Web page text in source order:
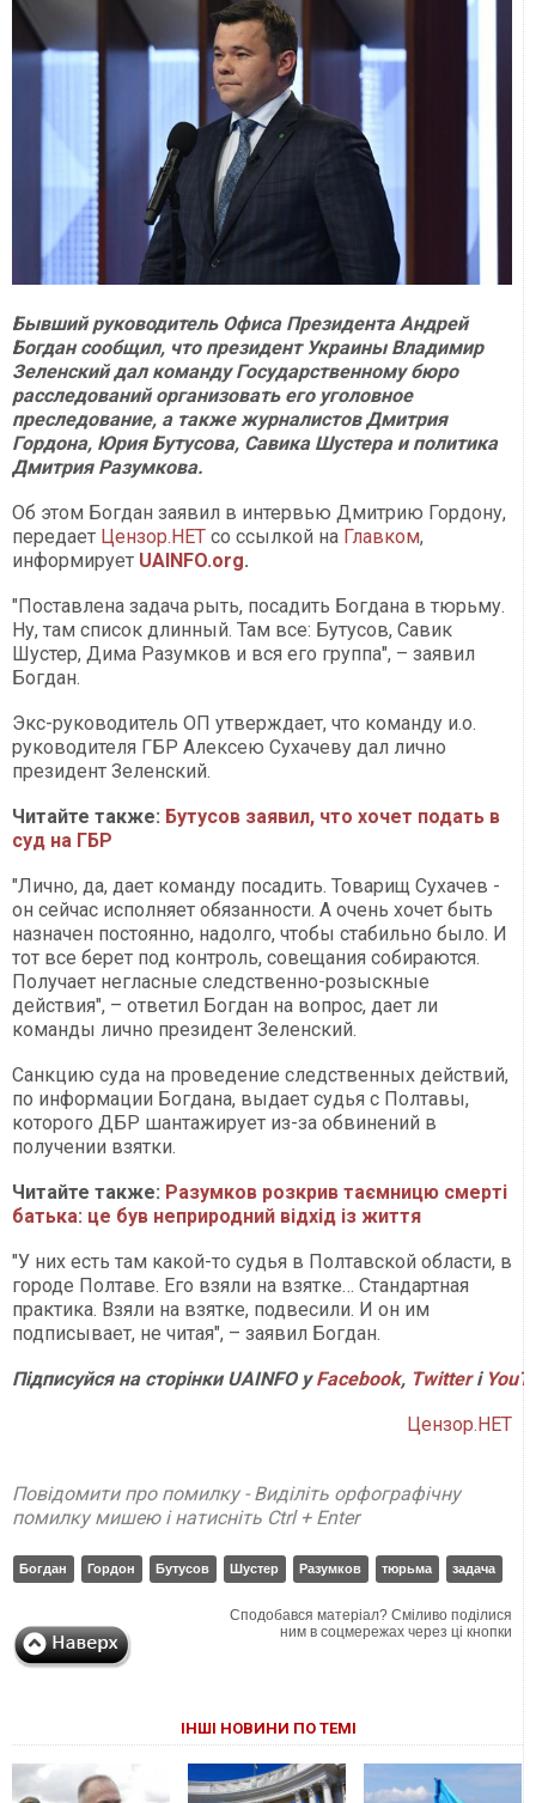
Бывший руководитель Офиса Президента Андрей
Богдан сообщил, что президент Украины Владимир
Зеленский дал команду Государственному бюро
расследований организовать его уголовное
преследование, а также журналистов Дмитрия
Гордона, Юрия Бутусова, Савика Шустера и политика
Дмитрия Разумкова.
Об этом Богдан заявил в интервью Дмитрию Гордону,
передает Цензор.НЕТ со ссылкой на Главком,
информирует UAINFO.org.
"Поставлена ​​задача рыть, посадить Богдана в тюрьму.
Ну, там список длинный. Там все: Бутусов, Савик
Шустер, Дима Разумков и вся его группа", – заявил
Богдан.
Экс-руководитель ОП утверждает, что команду и.о.
руководителя ГБР Алексею Сухачеву дал лично
президент Зеленский.
Читайте также: Бутусов заявил, что хочет подать в
суд на ГБР
"Лично, да, дает команду посадить. Товарищ Сухачев -
он сейчас исполняет обязанности. А очень хочет быть
назначен постоянно, надолго, чтобы стабильно было. И
тот все берет под контроль, совещания собираются.
Получает негласные следственно-розыскные
действия", – ответил Богдан на вопрос, дает ли
команды лично президент Зеленский.
Санкцию суда на проведение следственных действий,
по информации Богдана, выдает судья с Полтавы,
которого ДБР шантажирует из-за обвинений в
получении взятки.
Читайте также: Разумков розкрив таємницю смерті
батька: це був неприродний відхід із життя
"У них есть там какой-то судья в Полтавской области, в
городе Полтаве. Его взяли на взятке… Стандартная
практика. Взяли на взятке, подвесили. И он им
подписывает, не читая", – заявил Богдан.
Підписуйся на сторінки UAINFO уFacebook, Twitterі
Цензор.НЕТ
Повідомити про помилку - Виділіть орфографічну
помилку мишею і натисніть Ctrl + Enter
Богдан Гордон Бутусов Шустер Разумков тюрьма задача
Сподобався матеріал? Сміливо поділися
ним в соцмережах через ці кнопки
ІНШІ НОВИНИ ПО ТЕМІ